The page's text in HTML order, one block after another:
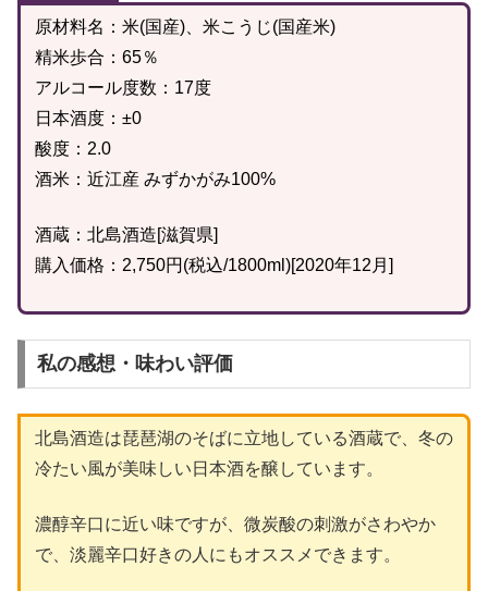
原材料名：米(国産)、米こうじ(国産米)
精米歩合：65％
アルコール度数：17度
日本酒度：±0
酸度：2.0
酒米：近江産 みずかがみ100%
酒蔵：北島酒造[滋賀県]
購入価格：2,750円(税込/1800ml)[2020年12月]
私の感想・味わい評価
北島酒造は琵琶湖のそばに立地している酒蔵で、冬の
冷たい風が美味しい日本酒を醸しています。
濃醇辛口に近い味ですが、微炭酸の刺激がさわやか
で、淡麗辛口好きの人にもオススメできます。